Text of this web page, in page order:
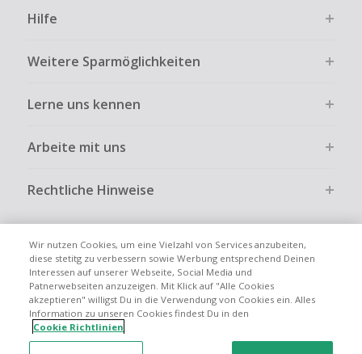
Hilfe
Weitere Sparmöglichkeiten
Lerne uns kennen
Arbeite mit uns
Rechtliche Hinweise
Globale Websites UK US CN JP FR AU
Wir nutzen Cookies, um eine Vielzahl von Services anzubeiten,
diese stetitg zu verbessern sowie Werbung entsprechend Deinen
Interessen auf unserer Webseite, Social Media und
Patnerwebseiten anzuzeigen. Mit Klick auf "Alle Cookies
akzeptieren" willigst Du in die Verwendung von Cookies ein. Alles
Information zu unseren Cookies findest Du in den
Cookie Richtlinien